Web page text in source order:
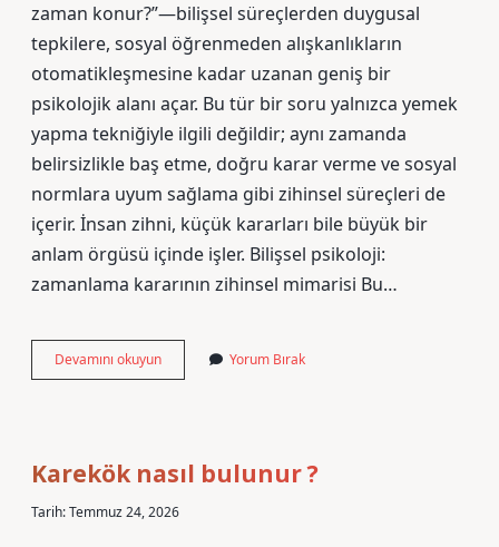
zaman konur?”—bilişsel süreçlerden duygusal
tepkilere, sosyal öğrenmeden alışkanlıkların
otomatikleşmesine kadar uzanan geniş bir
psikolojik alanı açar. Bu tür bir soru yalnızca yemek
yapma tekniğiyle ilgili değildir; aynı zamanda
belirsizlikle baş etme, doğru karar verme ve sosyal
normlara uyum sağlama gibi zihinsel süreçleri de
içerir. İnsan zihni, küçük kararları bile büyük bir
anlam örgüsü içinde işler. Bilişsel psikoloji:
zamanlama kararının zihinsel mimarisi Bu…
Devamını okuyunBalkabağı
çorbasına
?
Yorum Bırak
Karekök nasıl bulunur ?
Tarih: Temmuz 24, 2026